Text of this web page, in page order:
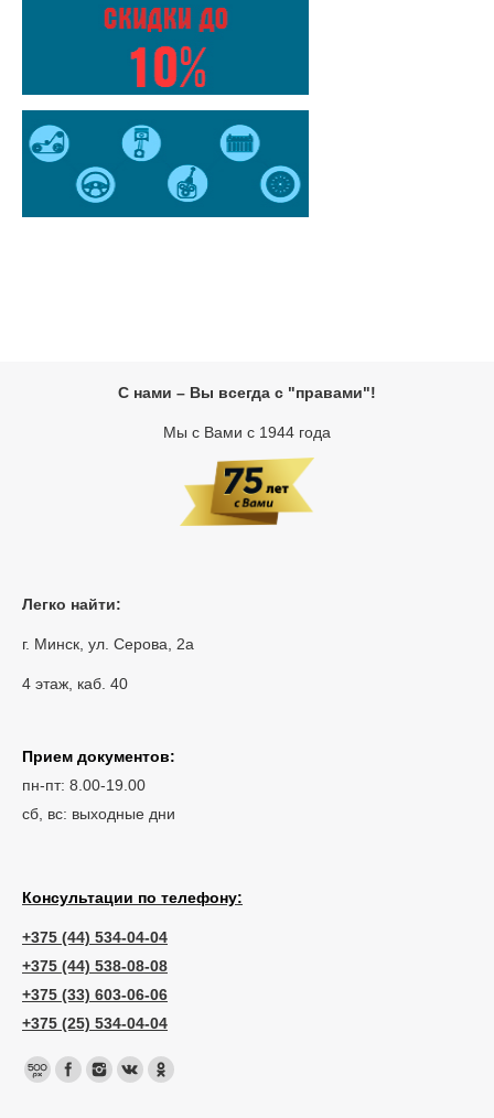
С нами – Вы всегда с "правами"!
Мы с Вами с 1944 года
Легко найти:
г. Минск, ул. Серова, 2а
4 этаж, каб. 40
Прием документов:
пн-пт: 8.00-19.00
сб, вс: выходные дни
Консультации по телефону:
+375 (44) 534-04-04
+375 (44) 538-08-08
+375 (33) 603-06-06
+375 (25) 534-04-04